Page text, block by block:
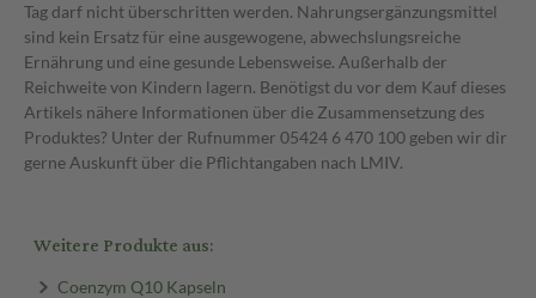
Tag darf nicht überschritten werden. Nahrungsergänzungsmittel
sind kein Ersatz für eine ausgewogene, abwechslungsreiche
Ernährung und eine gesunde Lebensweise. Außerhalb der
Reichweite von Kindern lagern. Benötigst du vor dem Kauf dieses
Artikels nähere Informationen über die Zusammensetzung des
Produktes? Unter der Rufnummer 05424 6 470 100 geben wir dir
gerne Auskunft über die Pflichtangaben nach LMIV.
Weitere Produkte aus:
Coenzym Q10 Kapseln